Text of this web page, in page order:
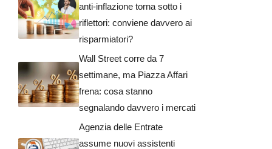
anti-inflazione torna sotto i
riflettori: conviene davvero ai
risparmiatori?
Wall Street corre da 7
settimane, ma Piazza Affari
frena: cosa stanno
segnalando davvero i mercati
Agenzia delle Entrate
assume nuovi assistenti